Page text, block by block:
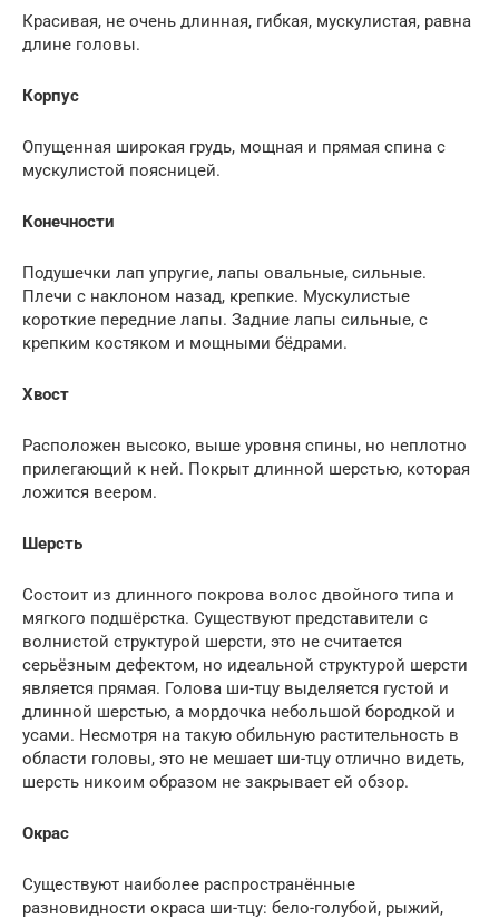
Красивая, не очень длинная, гибкая, мускулистая, равна
длине головы.
Корпус
Опущенная широкая грудь, мощная и прямая спина с
мускулистой поясницей.
Конечности
Подушечки лап упругие, лапы овальные, сильные.
Плечи с наклоном назад, крепкие. Мускулистые
короткие передние лапы. Задние лапы сильные, с
крепким костяком и мощными бёдрами.
Хвост
Расположен высоко, выше уровня спины, но неплотно
прилегающий к ней. Покрыт длинной шерстью, которая
ложится веером.
Шерсть
Состоит из длинного покрова волос двойного типа и
мягкого подшёрстка. Существуют представители с
волнистой структурой шерсти, это не считается
серьёзным дефектом, но идеальной структурой шерсти
является прямая. Голова ши-тцу выделяется густой и
длинной шерстью, а мордочка небольшой бородкой и
усами. Несмотря на такую обильную растительность в
области головы, это не мешает ши-тцу отлично видеть,
шерсть никоим образом не закрывает ей обзор.
Окрас
Существуют наиболее распространённые
разновидности окраса ши-тцу: бело-голубой, рыжий,